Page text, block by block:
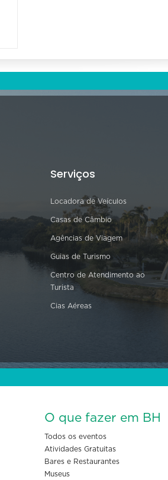
Serviços
Locadora de Veículos
Casas de Câmbio
Agências de Viagem
Guias de Turismo
Centro de Atendimento ao
Turista
Cias Aéreas
O que fazer em BH
Todos os eventos
Atividades Gratuitas
Bares e Restaurantes
Museus